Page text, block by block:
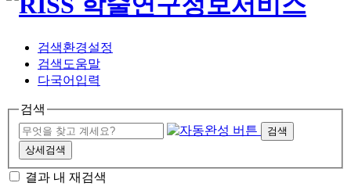
검색환경설정
검색도움말
다국어입력
검색
검색
상세검색
결과 내 재검색